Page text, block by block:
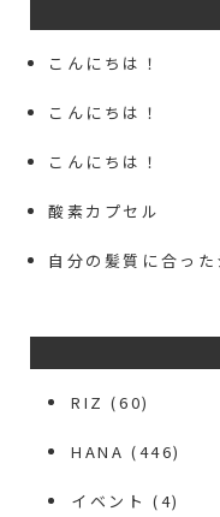
こんにちは！
こんにちは！
こんにちは！
酸素カプセル
自分の髪質に合っ
RIZ (60)
HANA (446)
イベント (4)